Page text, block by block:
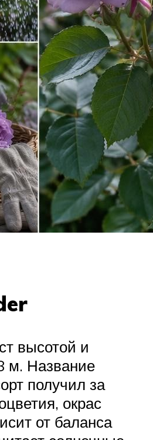
высотой и
м. Название
получил за
окрас
от баланса